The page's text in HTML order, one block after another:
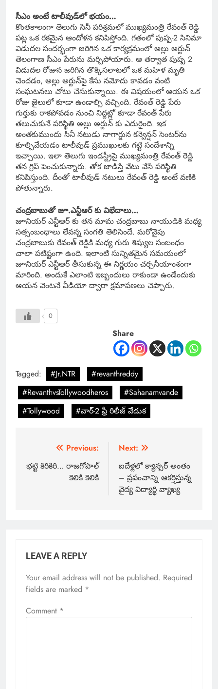
సీఎం అంటే టాలీవుడ్‌లో భయం…
కొంతకాలంగా తెలుగు సినీ పరిశ్రమలో ముఖ్యమంత్రి రేవంత్ రెడ్డి
పట్ల ఒక రకమైన ఆందోళన కనిపిస్తోంది. గతంలో పుష్ప-2 సినిమా
విడుదల సందర్భంగా జరిగిన ఒక కార్యక్రమంలో అల్లు అర్జున్
తెలంగాణ సీఎం పేరును మర్చిపోయారు. ఆ తర్వాత పుష్ప 2
విడుదల రోజున జరిగిన తొక్కిసలాటలో ఒక మహిళ మృతి
చెందడం, అల్లు అర్జున్‌పై కేసు నమోదు కావడం వంటి
సంఘటనలు చోటు చేసుకున్నాయి. ఈ విషయంలో ఆయన ఒక
రోజు జైలులో కూడా ఉండాల్సి వచ్చింది. రేవంత్ రెడ్డి పేరు
గుర్తుకు రాకపోవడం నుంచి నిద్దట్లో కూడా రేవంత్ పేరు
తలుచుకునే పరిస్థితి అల్లు అర్జున్ కు ఎదురైంది.‌ ఇక
అంతకుముందు సినీ నటుడు నాగార్జున కన్వెన్షన్ సెంటర్‌ను
కూల్చివేయడం టాలీవుడ్ ప్రముఖులకు గట్టి సందేశాన్ని
ఇచ్చాయి. ఇలా తెలుగు ఇండస్ట్రీపై ముఖ్యమంత్రి రేవంత్ రెడ్డి
తన గ్రిప్ పెంచుకున్నారు. తోక జాడిస్తే వేటు వేసే పరిస్థితి
కనిపిస్తుంది. దీంతో టాలీవుడ్ నటులు రేవంత్ రెడ్డి అంటే వణికి
పోతున్నారు.
చంద్రబాబుతో జూ.ఎన్టీఆర్ కు విభేదాలు…
జూనియర్ ఎన్టీఆర్ కు తన మామ చంద్రబాబు నాయుడికి మధ్య
సత్సంబంధాలు లేవన్న సంగతి తెలిసిందే. మరోవైపు
చంద్రబాబుకు రేవంత్ రెడ్డికి మధ్య గురు శిష్యుల సంబంధం
చాలా పటిష్టంగా ఉంది. ఇలాంటి సున్నితమైన సమయంలో
జూనియర్ ఎన్టీఆర్ తీసుకున్న ఈ నిర్ణయం చర్చనీయాంశంగా
మారింది. అందుకే ఎలాంటి ఇబ్బందులు రాకుండా ఉండేందుకు
ఆయన వెంటనే వీడియో ద్వారా క్షమాపణలు చెప్పారు.
0
Share
Tagged: #Jr.NTR
#revanthreddy
#RevanthvsTollywoodheros
#Sahanamvande
#Tollywood
#వార్-2 ఫ్రీ రిలీజ్ వేడుక
Previous:
భట్టి కిరికిరి… రాజగోపాల్
కెలికి కెలికి
Next:
ఐదేళ్లలో క్యాన్సర్ అంతం
– ప్రపంచాన్ని ఆకర్షిస్తున్న
వైద్య విద్యార్థి వ్యాఖ్య
LEAVE A REPLY
Your email address will not be published. Required
fields are marked *
Comment *